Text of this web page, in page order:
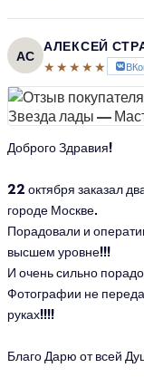
АС
АЛЕКСЕЙ
★★★★★
Доброго Здравия!
22 октября заказал
городе Москве.
Порадовали и
высшем уровне!!!
И очень сильно
Фотографии не
руках!!!!
Благо Дарю от всей